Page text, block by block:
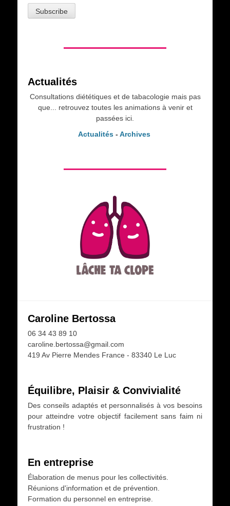
Actualités
Consultations diététiques et de tabacologie mais pas
que... retrouvez toutes les animations à venir et
passées ici.
Actualités- Archives
Caroline Bertossa
06 34 43 89 10
caroline.bertossa@gmail.com
419 Av Pierre Mendes France - 83340 Le Luc
Équilibre, Plaisir & Convivialité
Des conseils adaptés et personnalisés à vos besoins
pour atteindre votre objectif facilement sans faim ni
frustration !
En entreprise
Élaboration de menus pour les collectivités.
Réunions d'information et de prévention.
Formation du personnel en entreprise.